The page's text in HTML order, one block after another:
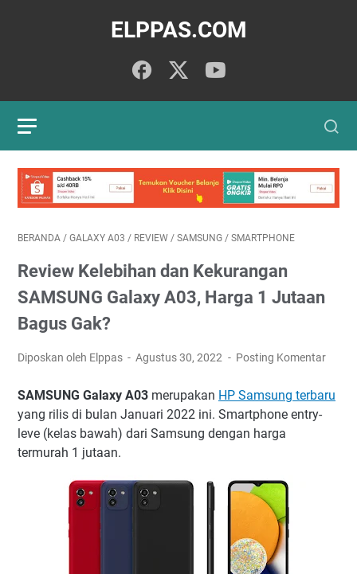
ELPPAS.COM
BERANDA / GALAXY A03 / REVIEW / SAMSUNG / SMARTPHONE
Review Kelebihan dan Kekurangan
SAMSUNG Galaxy A03, Harga 1 Jutaan
Bagus Gak?
Diposkan oleh Elppas Agustus 30, 2022 Posting Komentar
SAMSUNG Galaxy A03 merupakan HP Samsung terbaru
yang rilis di bulan Januari 2022 ini. Smartphone entry-
leve (kelas bawah) dari Samsung dengan harga
termurah 1 jutaan.